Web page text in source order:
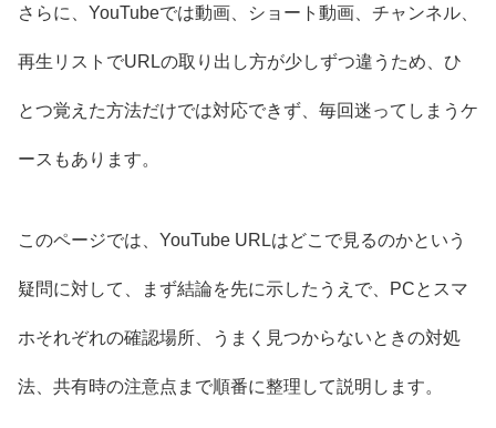
さらに、YouTubeでは動画、ショート動画、チャンネル、
再生リストでURLの取り出し方が少しずつ違うため、ひ
とつ覚えた方法だけでは対応できず、毎回迷ってしまうケ
ースもあります。
このページでは、YouTube URLはどこで見るのかという
疑問に対して、まず結論を先に示したうえで、PCとスマ
ホそれぞれの確認場所、うまく見つからないときの対処
法、共有時の注意点まで順番に整理して説明します。